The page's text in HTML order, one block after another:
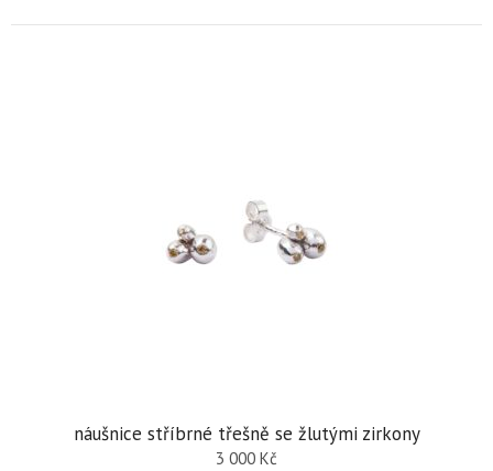
náušnice stříbrné třešně se žlutými zirkony
3 000 Kč